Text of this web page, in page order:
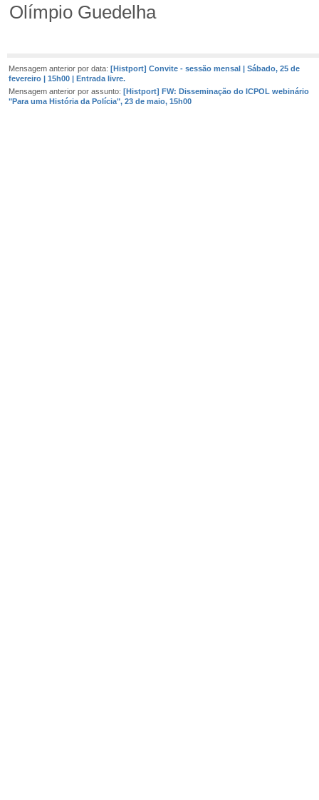
Olímpio Guedelha
Mensagem anterior por data: [Histport] Convite - sessão mensal | Sábado, 25 de
fevereiro | 15h00 | Entrada livre.
Mensagem anterior por assunto: [Histport] FW: Disseminação do ICPOL webinário
"Para uma História da Polícia", 23 de maio, 15h00